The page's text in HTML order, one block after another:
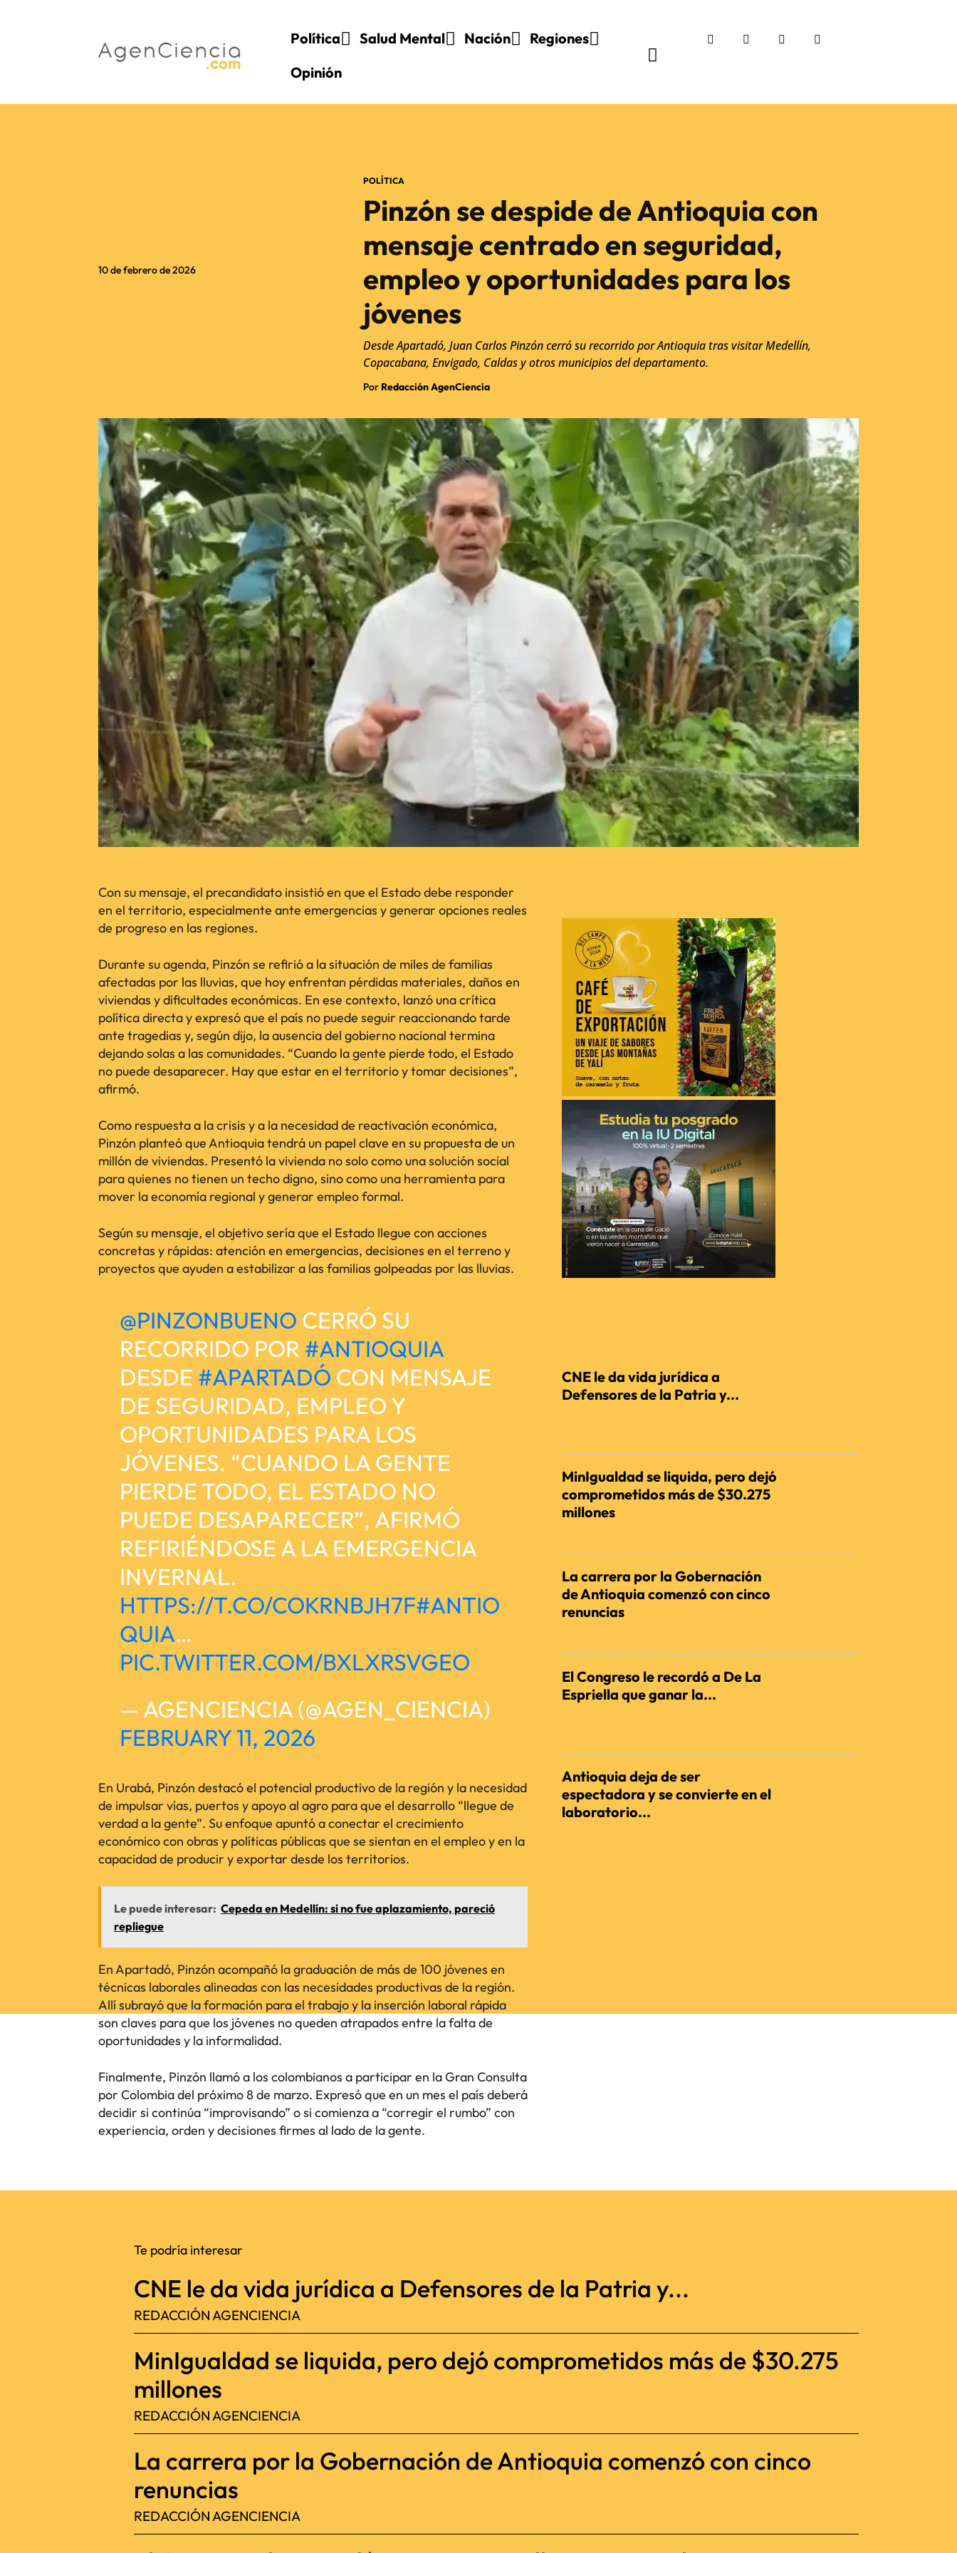
Política Salud Mental Nación
Regiones
Opinión
10 de febrero de 2026
POLÍTICA
Pinzón se despide de Antioquia con
mensaje centrado en seguridad,
empleo y oportunidades para los
jóvenes
Desde Apartadó, Juan Carlos Pinzón cerró su recorrido por Antioquia tras visitar Medellín,
Copacabana, Envigado, Caldas y otros municipios del departamento.
Por Redacción AgenCiencia
Con su mensaje, el precandidato insistió en que el Estado debe responder
en el territorio, especialmente ante emergencias y generar opciones reales
de progreso en las regiones.
Durante su agenda, Pinzón se refirió a la situación de miles de familias
afectadas por las lluvias, que hoy enfrentan pérdidas materiales, daños en
viviendas y dificultades económicas. En ese contexto, lanzó una crítica
política directa y expresó que el país no puede seguir reaccionando tarde
ante tragedias y, según dijo, la ausencia del gobierno nacional termina
dejando solas a las comunidades. “Cuando la gente pierde todo, el Estado
no puede desaparecer. Hay que estar en el territorio y tomar decisiones”,
afirmó.
Como respuesta a la crisis y a la necesidad de reactivación económica,
Pinzón planteó que Antioquia tendrá un papel clave en su propuesta de un
millón de viviendas. Presentó la vivienda no solo como una solución social
para quienes no tienen un techo digno, sino como una herramienta para
mover la economía regional y generar empleo formal.
Según su mensaje, el objetivo sería que el Estado llegue con acciones
concretas y rápidas: atención en emergencias, decisiones en el terreno y
proyectos que ayuden a estabilizar a las familias golpeadas por las lluvias.
@PINZONBUENO CERRÓ SU
RECORRIDO POR #ANTIOQUIA
DESDE #APARTADÓ CON MENSAJE
DE SEGURIDAD, EMPLEO Y
OPORTUNIDADES PARA LOS
JÓVENES. “CUANDO LA GENTE
PIERDE TODO, EL ESTADO NO
PUEDE DESAPARECER”, AFIRMÓ
REFIRIÉNDOSE A LA EMERGENCIA
INVERNAL.
HTTPS://T.CO/COKRNBJH7F#ANTIO
QUIA…
PIC.TWITTER.COM/BXLXRSVGEO
— AGENCIENCIA (@AGEN_CIENCIA)
FEBRUARY 11, 2026
En Urabá, Pinzón destacó el potencial productivo de la región y la necesidad
de impulsar vías, puertos y apoyo al agro para que el desarrollo “llegue de
verdad a la gente”. Su enfoque apuntó a conectar el crecimiento
económico con obras y políticas públicas que se sientan en el empleo y en la
capacidad de producir y exportar desde los territorios.
Le puede interesar: Cepeda en Medellín: si no fue aplazamiento, pareció
repliegue
En Apartadó, Pinzón acompañó la graduación de más de 100 jóvenes en
técnicas laborales alineadas con las necesidades productivas de la región.
Allí subrayó que la formación para el trabajo y la inserción laboral rápida
son claves para que los jóvenes no queden atrapados entre la falta de
oportunidades y la informalidad.
Finalmente, Pinzón llamó a los colombianos a participar en la Gran Consulta
por Colombia del próximo 8 de marzo. Expresó que en un mes el país deberá
decidir si continúa “improvisando” o si comienza a “corregir el rumbo” con
experiencia, orden y decisiones firmes al lado de la gente.
CNE le da vida jurídica a
Defensores de la Patria y...
MinIgualdad se liquida, pero dejó
comprometidos más de $30.275
millones
La carrera por la Gobernación
de Antioquia comenzó con cinco
renuncias
El Congreso le recordó a De La
Espriella que ganar la...
Antioquia deja de ser
espectadora y se convierte en el
laboratorio...
Te podría interesar
CNE le da vida jurídica a Defensores de la Patria y...
REDACCIÓN AGENCIENCIA
MinIgualdad se liquida, pero dejó comprometidos más de $30.275
millones
REDACCIÓN AGENCIENCIA
La carrera por la Gobernación de Antioquia comenzó con cinco
renuncias
REDACCIÓN AGENCIENCIA